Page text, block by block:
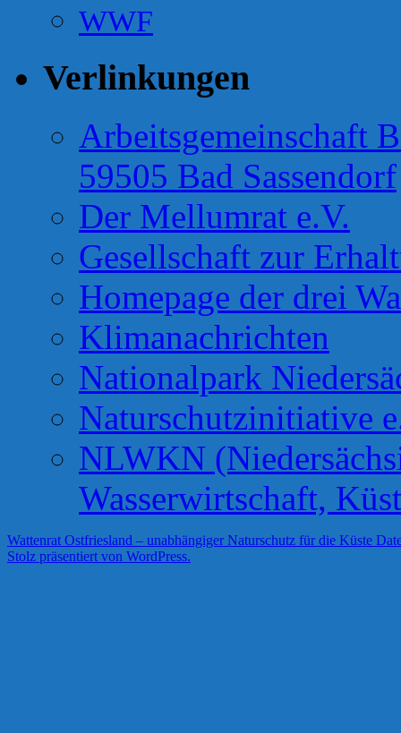
WWF
Verlinkungen
Arbeitsgemeinschaft
59505 Bad Sassendorf
Der Mellumrat e.V.
Gesellschaft zur
Homepage der drei
Klimanachrichten
Nationalpark
Naturschutzinitiative
NLWKN
Wasserwirtschaft,
Wattenrat Ostfriesland – unabhängiger Naturschutz für die Küste
Stolz präsentiert von WordPress.